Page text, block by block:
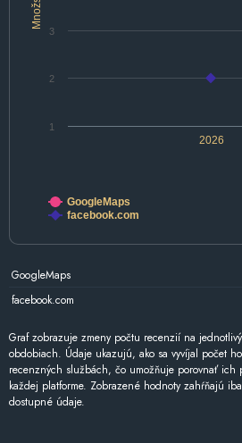
2026
1
2
3
GoogleMaps
facebook.com
GoogleMaps
facebook.com
Graf zobrazuje zmeny počtu recenzií na
obdobiach. Údaje ukazujú, ako sa vyvíjal počet
recenzných službách, čo umožňuje porovnať ich
každej platforme. Zobrazené hodnoty zahŕňajú
dostupné údaje.